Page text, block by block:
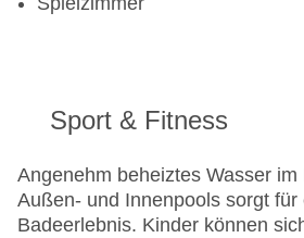
Sport & Fitness
Angenehm beheiztes Wasser
Außen- und Innenpools sorgt für
Badeerlebnis. Kinder können